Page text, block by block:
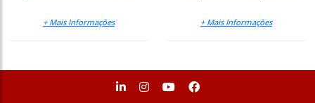
+ Mais Informações + Mais Informações